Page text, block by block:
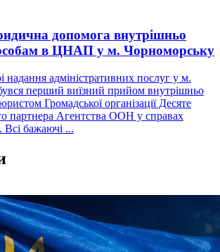
допомога внутрішньо
в ЦНАП у м. Чорноморську
надання адміністративних послуг у м.
перший виїзний прийом внутрішньо
Громадської організації Десяте
партнера Агентства ООН у справах
Всі бажаючі ...